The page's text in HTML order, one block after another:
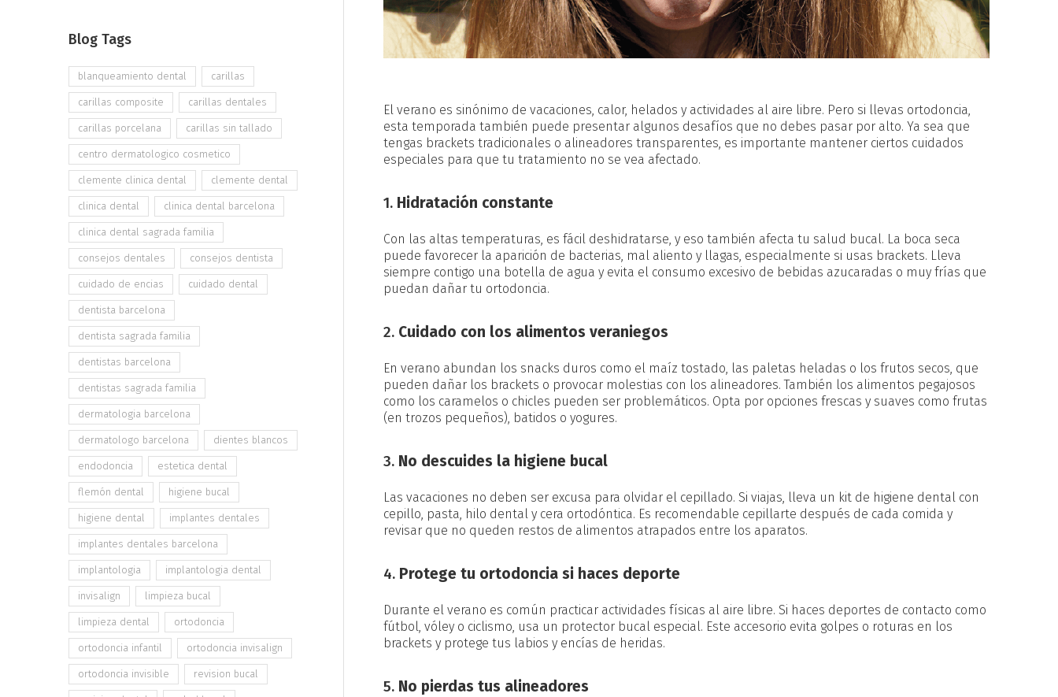
El verano es sinónimo de vacaciones, calor, helados y actividades al aire libre. Pero si llevas ortodoncia,
esta temporada también puede presentar algunos desafíos que no debes pasar por alto. Ya sea que
tengas brackets tradicionales o alineadores transparentes, es importante mantener ciertos cuidados
especiales para que tu tratamiento no se vea afectado.
1. Hidratación constante
Con las altas temperaturas, es fácil deshidratarse, y eso también afecta tu salud bucal. La boca seca
puede favorecer la aparición de bacterias, mal aliento y llagas, especialmente si usas brackets. Lleva
siempre contigo una botella de agua y evita el consumo excesivo de bebidas azucaradas o muy frías que
puedan dañar tu ortodoncia.
2. Cuidado con los alimentos veraniegos
En verano abundan los snacks duros como el maíz tostado, las paletas heladas o los frutos secos, que
pueden dañar los brackets o provocar molestias con los alineadores. También los alimentos pegajosos
como los caramelos o chicles pueden ser problemáticos. Opta por opciones frescas y suaves como frutas
(en trozos pequeños), batidos o yogures.
3. No descuides la higiene bucal
Las vacaciones no deben ser excusa para olvidar el cepillado. Si viajas, lleva un kit de higiene dental con
cepillo, pasta, hilo dental y cera ortodóntica. Es recomendable cepillarte después de cada comida y
revisar que no queden restos de alimentos atrapados entre los aparatos.
4. Protege tu ortodoncia si haces deporte
Durante el verano es común practicar actividades físicas al aire libre. Si haces deportes de contacto como
fútbol, vóley o ciclismo, usa un protector bucal especial. Este accesorio evita golpes o roturas en los
brackets y protege tus labios y encías de heridas.
5. No pierdas tus alineadores
Blog Tags
blanqueamiento dental carillas
carillas composite carillas dentales
carillas porcelana carillas sin tallado
centro dermatologico cosmetico
clemente clinica dental clemente dental
clinica dental clinica dental barcelona
clinica dental sagrada familia
consejos dentales consejos dentista
cuidado de encias cuidado dental
dentista barcelona
dentista sagrada familia
dentistas barcelona
dentistas sagrada familia
dermatologia barcelona
dermatologo barcelona dientes blancos
endodoncia estetica dental
flemón dental higiene bucal
higiene dental implantes dentales
implantes dentales barcelona
implantologia implantologia dental
invisalign limpieza bucal
limpieza dental ortodoncia
ortodoncia infantil ortodoncia invisalign
ortodoncia invisible revision bucal